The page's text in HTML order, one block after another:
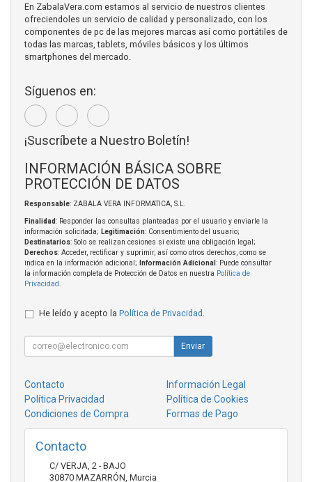
En ZabalaVera.com estamos al servicio de nuestros clientes
ofreciendoles un servicio de calidad y personalizado, con los
componentes de pc de las mejores marcas así como portátiles de
todas las marcas, tablets, móviles básicos y los últimos
smartphones del mercado.
Síguenos en:
¡Suscríbete a Nuestro Boletín!
INFORMACIÓN BÁSICA SOBRE
PROTECCIÓN DE DATOS
Responsable: ZABALA VERA INFORMATICA, S.L.
Finalidad: Responder las consultas planteadas por el usuario y enviarle la
información solicitada; Legitimación: Consentimiento del usuario;
Destinatarios: Solo se realizan cesiones si existe una obligación legal;
Derechos: Acceder, rectificar y suprimir, así como otros derechos, como se
indica en la información adicional;
Información Adicional : Puede consultar
la información completa de Protección de Datos en nuestra Política de
Privacidad
He leído y acepto la Política de Privacidad .
Enviar
Contacto
Información Legal
Política Privacidad
Política de Cookies
Condiciones de Compra
Formas de Pago
Contacto
C/ VERJA, 2 - BAJO
30870 MAZARRÓN, Murcia